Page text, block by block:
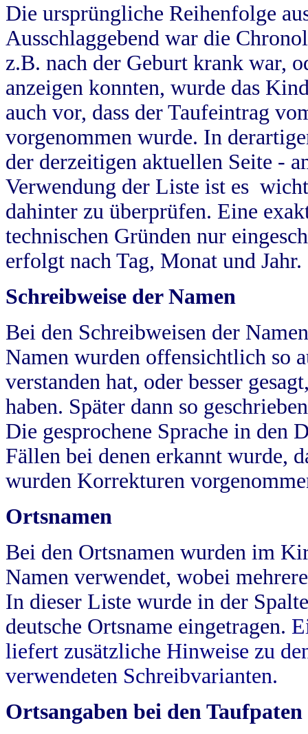
Die ursprüngliche Reihenfolge
Ausschlaggebend war die
z.B. nach der Geburt krank war,
anzeigen konnten, wurde das
auch vor, dass der Taufeintrag
vorgenommen wurde. In
der derzeitigen aktuellen Seite -
Verwendung der Liste ist es
dahinter zu überprüfen. Eine
technischen Gründen nur
erfolgt nach Tag, Monat und Jahr.
Schreibweise der Namen
Bei den Schreibweisen der
Namen wurden offensichtlich so
verstanden hat, oder besser
haben. Später dann so
Die gesprochene Sprache in
Fällen bei denen erkannt wurde,
wurden Korrekturen
Ortsnamen
Bei den Ortsnamen wurden im
Namen verwendet, wobei
In dieser Liste wurde in der
deutsche Ortsname eingetragen.
liefert zusätzliche Hinweise zu
verwendeten Schreibvarianten.
Ortsangaben bei den Taufpaten